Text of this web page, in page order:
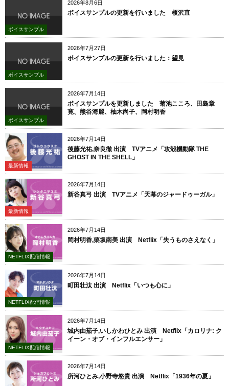
2026年8月6日
ボイスサンプル
ボイスサンプルの更新を行いました 榎沢直
2026年7月27日
ボイスサンプル
ボイスサンプルの更新を行いました：望見
2026年7月14日
ボイスサンプル
ボイスサンプルを更新しました 菊池こころ、田島章
寛、熊谷海麗、柚木尚子、岡村明香
2026年7月14日
最新情報
後藤光祐,奈良徹 出演 TVアニメ「攻殻機動隊 THE
GHOST IN THE SHELL」
2026年7月14日
最新情報
新谷真弓 出演 TVアニメ「天幕のジャードゥーガル」
2026年7月14日
NETFLIX配信情報
岡村明香,栗坂南美 出演 Netflix「失うものさえなく」
2026年7月14日
NETFLIX配信情報
町田壮汰 出演 Netflix「いつも心に」
2026年7月14日
NETFLIX配信情報
城内由茄子,いしかわひとみ 出演 Netflix「カロリナ: ク
イーン・オブ・インフルエンサー」
2026年7月14日
所河ひとみ,小野寺悠貴 出演 Netflix「1936年の夏」